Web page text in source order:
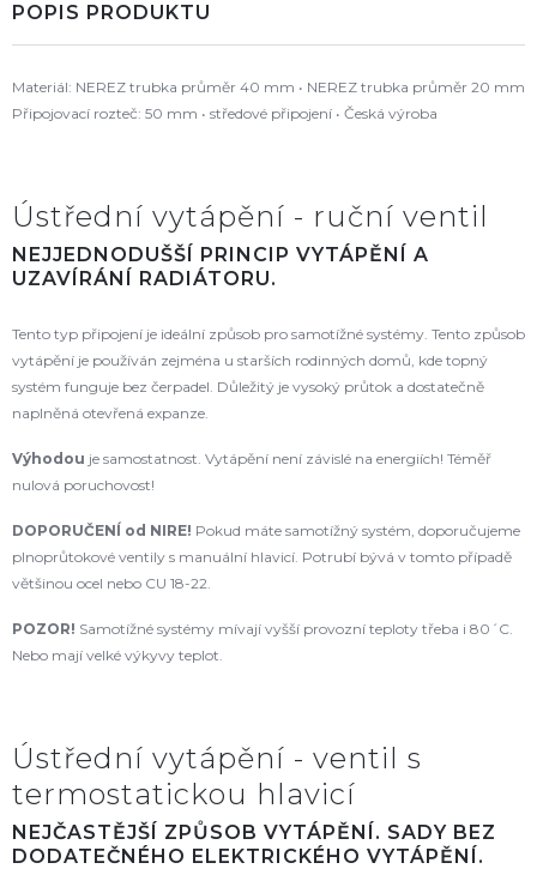
POPIS PRODUKTU
Materiál: NEREZ trubka průměr 40 mm • NEREZ trubka průměr 20 mm
Připojovací rozteč: 50 mm • středové připojení • Česká výroba
Ústřední vytápění - ruční ventil
NEJJEDNODUŠŠÍ PRINCIP VYTÁPĚNÍ A
UZAVÍRÁNÍ RADIÁTORU.
Tento typ připojení je ideální způsob pro samotížné systémy. Tento způsob
vytápění je používán zejména u starších rodinných domů, kde topný
systém funguje bez čerpadel. Důležitý je vysoký průtok a dostatečně
naplněná otevřená expanze.
Výhodou je samostatnost. Vytápění není závislé na energiích! Téměř
nulová poruchovost!
DOPORUČENÍ od NIRE! Pokud máte samotížný systém, doporučujeme
plnoprůtokové ventily s manuální hlavicí. Potrubí bývá v tomto případě
většinou ocel nebo CU 18-22.
POZOR! Samotížné systémy mívají vyšší provozní teploty třeba i 80´C.
Nebo mají velké výkyvy teplot.
Ústřední vytápění - ventil s
termostatickou hlavicí
NEJČASTĚJŠÍ ZPŮSOB VYTÁPĚNÍ. SADY BEZ
DODATEČNÉHO ELEKTRICKÉHO VYTÁPĚNÍ.